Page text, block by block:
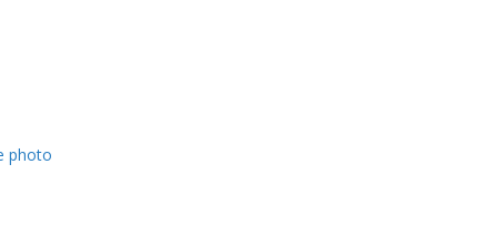
photo